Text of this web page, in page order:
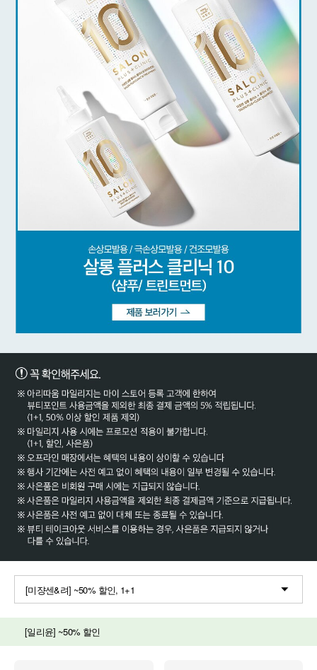
[미쟝센&려] ~50% 할인, 1+1
[일리윤] ~50% 할인